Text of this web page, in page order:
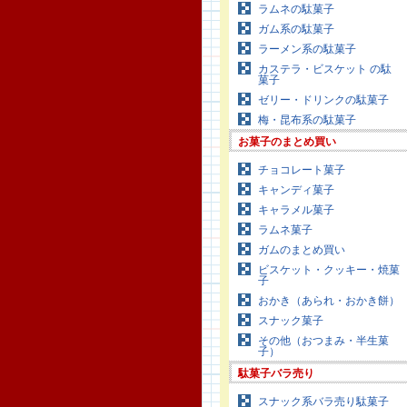
ラムネの駄菓子
ガム系の駄菓子
ラーメン系の駄菓子
カステラ・ビスケット の駄
菓子
ゼリー・ドリンクの駄菓子
梅・昆布系の駄菓子
お菓子のまとめ買い
チョコレート菓子
キャンディ菓子
キャラメル菓子
ラムネ菓子
ガムのまとめ買い
ビスケット・クッキー・焼菓
子
おかき（あられ・おかき餅）
スナック菓子
その他（おつまみ・半生菓
子）
駄菓子バラ売り
スナック系バラ売り駄菓子